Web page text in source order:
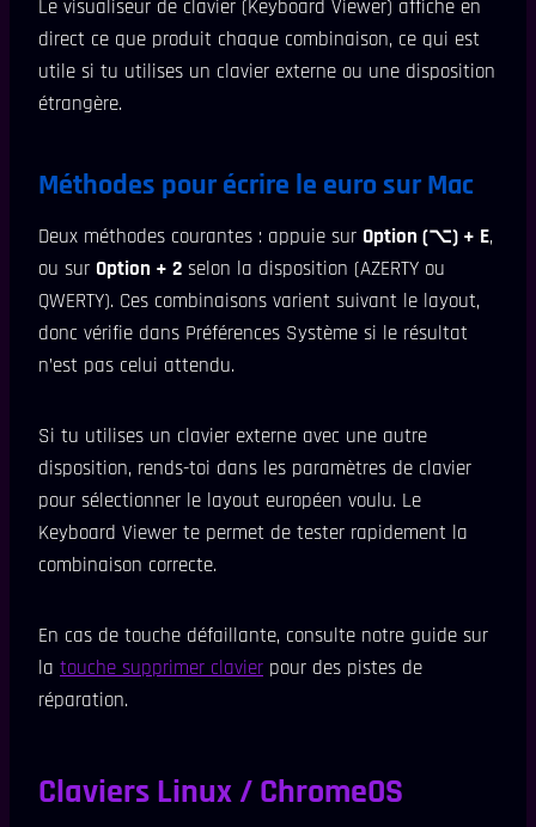
Le visualiseur de clavier (Keyboard Viewer) affiche en
direct ce que produit chaque combinaison, ce qui est
utile si tu utilises un clavier externe ou une disposition
étrangère.
Méthodes pour écrire le euro sur Mac
Deux méthodes courantes : appuie sur Option (⌥) + E,
ou sur Option + 2 selon la disposition (AZERTY ou
QWERTY). Ces combinaisons varient suivant le layout,
donc vérifie dans Préférences Système si le résultat
n’est pas celui attendu.
Si tu utilises un clavier externe avec une autre
disposition, rends-toi dans les paramètres de clavier
pour sélectionner le layout européen voulu. Le
Keyboard Viewer te permet de tester rapidement la
combinaison correcte.
En cas de touche défaillante, consulte notre guide sur
la touche supprimer clavier pour des pistes de
réparation.
Claviers Linux / ChromeOS